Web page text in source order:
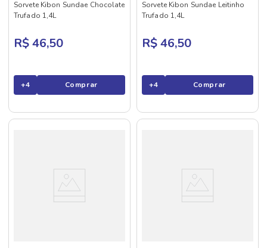
Sorvete Kibon Sundae Chocolate
Trufado 1,4L
R$ 46,50
+4 Comprar
Sorvete Kibon Sundae Leitinho
Trufado 1,4L
R$ 46,50
+4 Comprar